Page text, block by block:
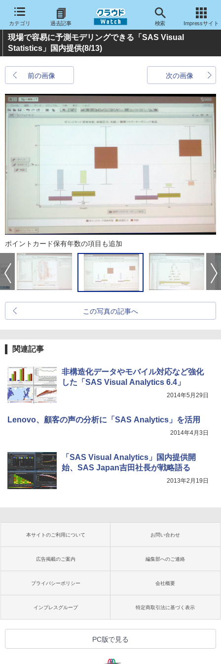
カテゴリ 過去記事 検索 Impressサイト
現場で容易に予測モデリングできる「SAS Visual
Statistics」国内提供(8/13)
前の画像 次の画像
ポイントカード保有年数の項目も追加
この写真の記事へ
関連記事
非構造化データやモバイル対応など強化
した「SAS Visual Analytics 6.4」
2014年5月29日
Lenovo、顧客の声の分析に「SAS Analytics」を活用
2014年4月3日
「SAS Visual Analytics」国内提供開
始、SAS Japan吉田社長が戦略語る
2013年2月19日
本サイトのご利用について お問い合わせ
広告掲載のご案内 編集部へのご連絡
プライバシーポリシー 会社概要
インプレスグループ 特定商取引法に基づく表示
PC版で見る